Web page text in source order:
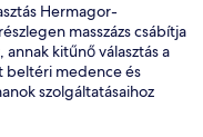
Hermagor-
masszázs csábítja
kitűnő választás a
beltéri medence és
szolgáltatásaihoz